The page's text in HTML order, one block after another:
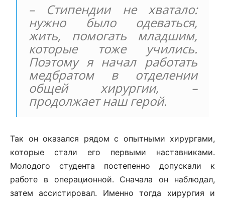
– Стипендии не хватало:
нужно было одеваться,
жить, помогать младшим,
которые тоже учились.
Поэтому я начал работать
медбратом в отделении
общей хирургии, –
продолжает наш герой.
Так он оказался рядом с опытными хирургами,
которые стали его первыми наставниками.
Молодого студента постепенно допускали к
работе в операционной. Сначала он наблюдал,
затем ассистировал. Именно тогда хирургия и